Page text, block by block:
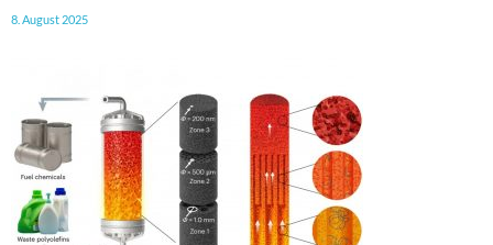
8. August 2025